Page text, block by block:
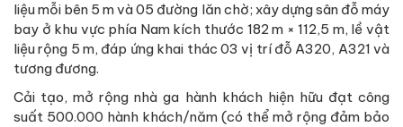
liệu mỗi bên 5 m và 05 đường lăn chờ; xây dựng sân đỗ máy
bay ở khu vực phía Nam kích thước 182 m × 112,5 m, lề vật
liệu rộng 5 m, đáp ứng khai thác 03 vị trí đỗ A320, A321 và
tương đương.
Cải tạo, mở rộng nhà ga hành khách hiện hữu đạt công
suất 500.000 hành khách/năm (có thể mở rộng đảm bảo